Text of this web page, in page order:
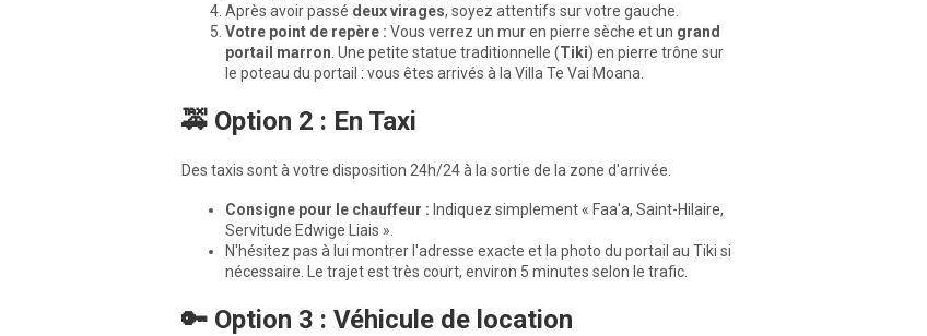
Après avoir passé deux virages, soyez attentifs sur votre gauche.
Votre point de repère : Vous verrez un mur en pierre sèche et un grand
portail marron . Une petite statue traditionnelle (Tiki) en pierre trône sur
le poteau du portail : vous êtes arrivés à la Villa Te Vai Moana.
🚕 Option 2 : En Taxi
Des taxis sont à votre disposition 24h/24 à la sortie de la zone d'arrivée.
Consigne pour le chauffeur : Indiquez simplement « Faa'a, Saint-Hilaire,
Servitude Edwige Liais ».
N'hésitez pas à lui montrer l'adresse exacte et la photo du portail au Tiki si
nécessaire. Le trajet est très court, environ 5 minutes selon le trafic.
🔑 Option 3 : Véhicule de location